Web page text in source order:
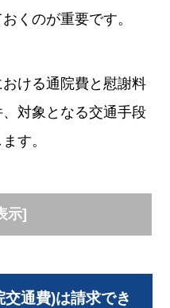
くのが重要です。
ける通院費と慰謝料
対象となる交通手段
す。
示]
通費)は請求でき